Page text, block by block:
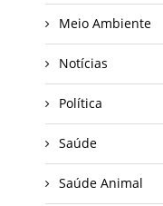
Meio Ambiente
Notícias
Política
Saúde
Saúde Animal